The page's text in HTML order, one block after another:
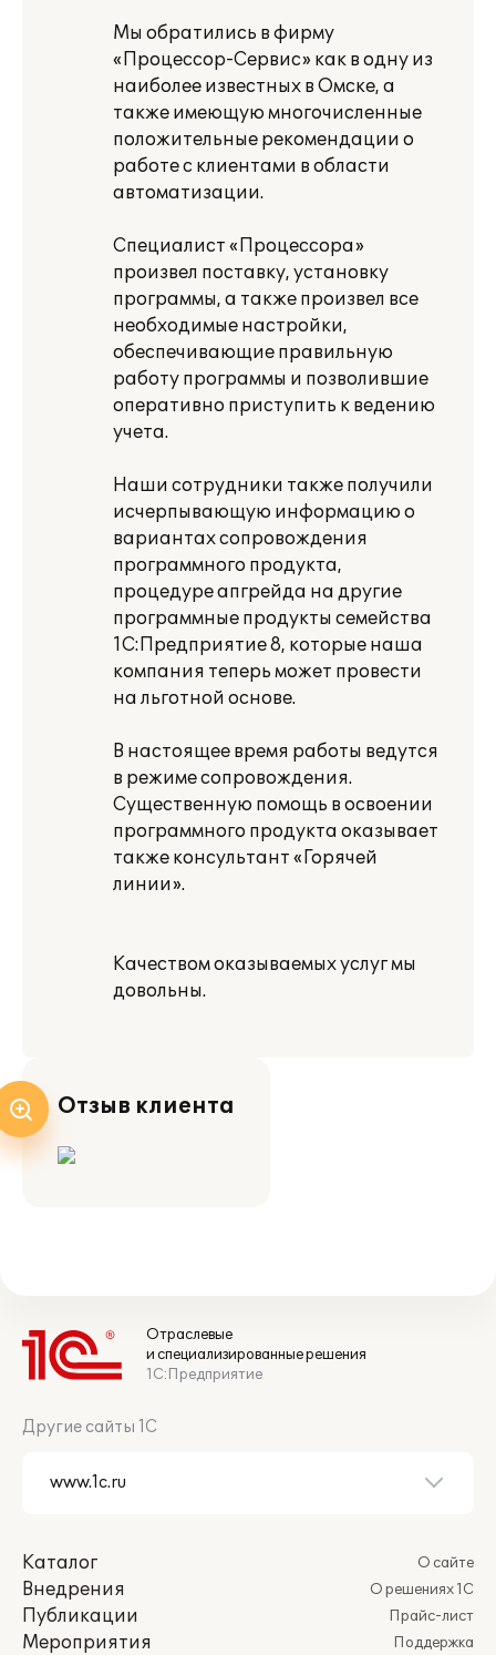
Мы обратились в фирму
«Процессор-Сервис» как в одну из
наиболее известных в Омске, а
также имеющую многочисленные
положительные рекомендации о
работе с клиентами в области
автоматизации.
Специалист «Процессора»
произвел поставку, установку
программы, а также произвел все
необходимые настройки,
обеспечивающие правильную
работу программы и позволившие
оперативно приступить к ведению
учета.
Наши сотрудники также получили
исчерпывающую информацию о
вариантах сопровождения
программного продукта,
процедуре апгрейда на другие
программные продукты семейства
1С:Предприятие 8, которые наша
компания теперь может провести
на льготной основе.
В настоящее время работы ведутся
в режиме сопровождения.
Существенную помощь в освоении
программного продукта оказывает
также консультант «Горячей
линии».
Качеством оказываемых услуг мы
довольны.
Отзыв клиента
Отраслевые
и специализированные решения
1С:Предприятие
Другие сайты 1С
Каталог
Внедрения
Публикации
Мероприятия
О сайте
О решениях 1С
Прайс-лист
Поддержка